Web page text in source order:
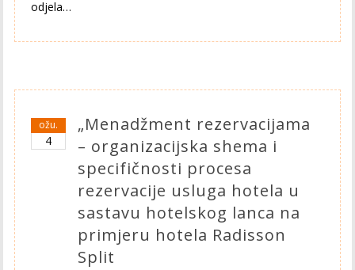
odjela…
ožu.
4
„Menadžment rezervacijama
– organizacijska shema i
specifičnosti procesa
rezervacije usluga hotela u
sastavu hotelskog lanca na
primjeru hotela Radisson
Split